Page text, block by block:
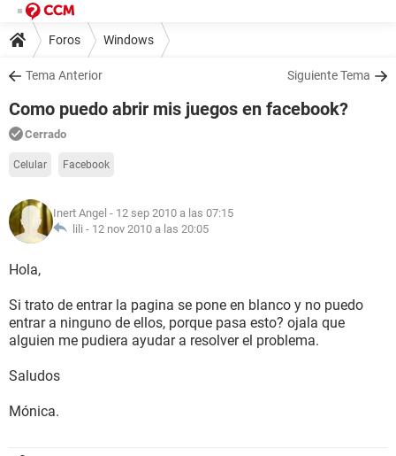
Foros Windows
Tema Anterior Siguiente Tema
Como puedo abrir mis juegos en facebook?
Cerrado
Celular Facebook
Inert Angel - 12 sep 2010 a las 07:15
lili - 12 nov 2010 a las 20:05
Hola,
Si trato de entrar la pagina se pone en blanco y no puedo
entrar a ninguno de ellos, porque pasa esto? ojala que
alguien me pudiera ayudar a resolver el problema.
Saludos
Mónica.